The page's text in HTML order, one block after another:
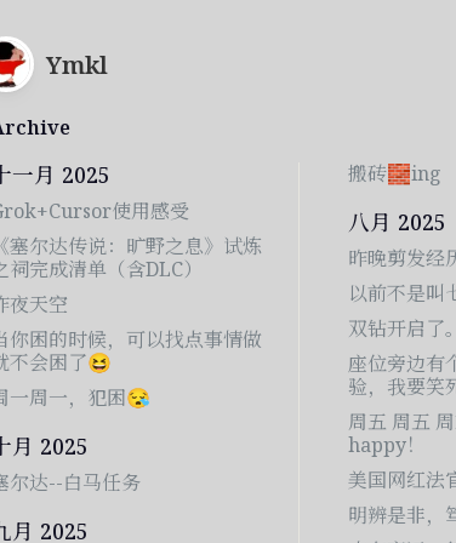
Ymkl
一月 2025
使用感受
《塞尔达传说：旷野之息》试炼
祠完成清单（含DLC）
夜天空
你困的时候，可以找点事情做
不会困了😆
一周一，犯困😪
月 2025
尔达--白马任务
月 2025
搬砖🧱ing
八月 2025
昨晚剪发经
以前不是叫
双钻开启了。
座位旁边有
验，我要笑
周五 周五
happy！
美国网红法
明辨是非，